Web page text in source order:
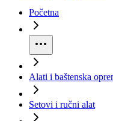
Početna
Alati i baštenska
Setovi i ručni alat